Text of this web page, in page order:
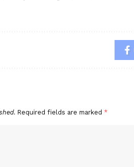
Required fields are marked *